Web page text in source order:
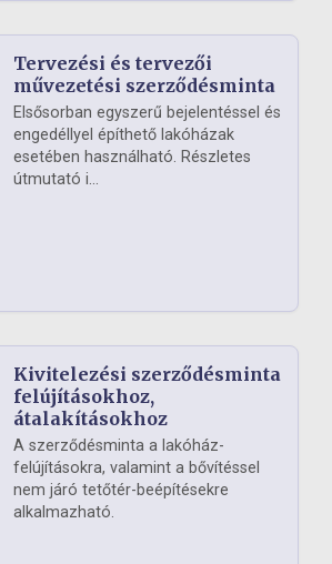
Tervezési és tervezői
művezetési szerződésminta
Elsősorban egyszerű bejelentéssel és
engedéllyel építhető lakóházak
esetében használható. Részletes
útmutató i...
Kivitelezési szerződésminta
felújításokhoz,
átalakításokhoz
A szerződésminta a lakóház-
felújításokra, valamint a bővítéssel
nem járó tetőtér-beépítésekre
alkalmazható.